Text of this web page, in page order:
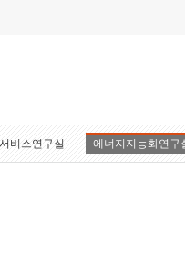
비스연구실 에너지지능화연구